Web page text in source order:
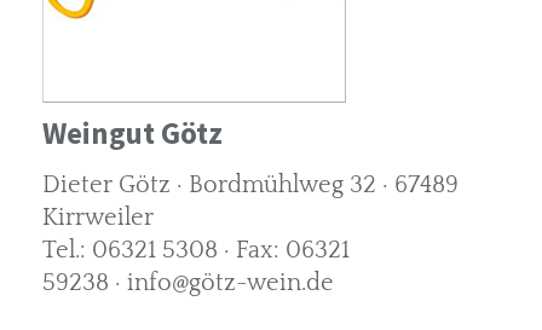
Weingut Götz
Dieter Götz · Bordmühlweg 32 · 67489
Kirrweiler
Tel.: 06321 5308 · Fax: 06321
59238 · info@götz-wein.de